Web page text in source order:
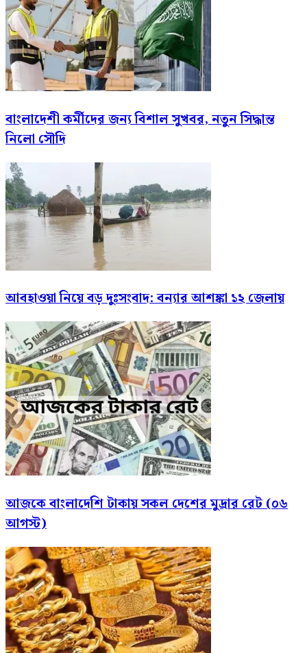
বাংলাদেশী কর্মীদের জন্য বিশাল সুখবর, নতুন সিদ্ধান্ত
নিলো সৌদি
আবহাওয়া নিয়ে বড় দুঃসংবাদ: বন্যার আশঙ্কা ১২ জেলায়
আজকে বাংলাদেশি টাকায় সকল দেশের মুদ্রার রেট (০৬
আগস্ট)